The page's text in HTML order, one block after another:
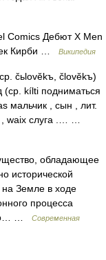
Comics Дебют X Men
Кирби …
Википедия
čьlovĕkъ, človĕkъ)
(ср. kílti подниматься
мальчик , сын , лит.
, waix слуга .… …
обладающее
исторической
на Земле в ходе
процесса
…
Современная